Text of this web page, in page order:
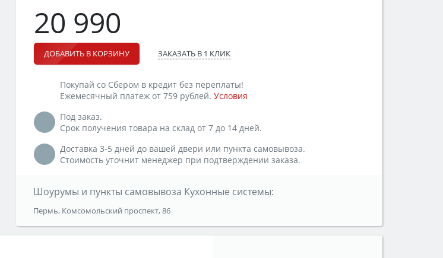
20 990
ДОБАВИТЬ В КОРЗИНУ ЗАКАЗАТЬ В 1 КЛИК
Покупай со Сбером в кредит без переплаты!
Ежемесячный платеж от 759 рублей. Условия
Под заказ.
Срок получения товара на склад от 7 до 14 дней.
Доставка 3-5 дней до вашей двери или пункта самовывоза.
Стоимость уточнит менеджер при подтверждении заказа.
Шоурумы и пункты самовывоза Кухонные системы:
Пермь, Комсомольский проспект, 86